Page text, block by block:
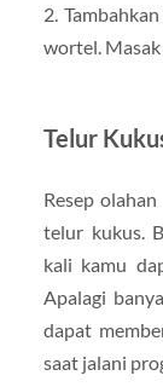
2.
wortel. Masak
Telur
Resep
telur kukus.
kali kamu
Apalagi
dapat
saat jalani